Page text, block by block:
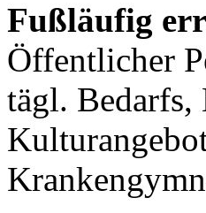
Fußläufig
Öffentlicher
tägl. Bedarfs,